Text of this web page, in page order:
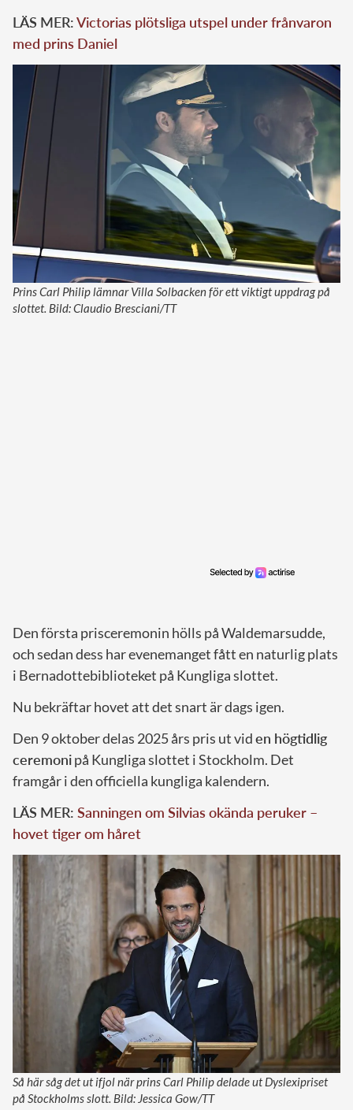
LÄS MER:Victorias plötsliga utspel under frånvaron
med prins Daniel
Prins Carl Philip lämnar Villa Solbacken för ett viktigt uppdrag på
slottet. Bild: Claudio Bresciani/TT
Den första prisceremonin hölls på Waldemarsudde,
och sedan dess har evenemanget fått en naturlig plats
i Bernadottebiblioteket på Kungliga slottet.
Nu bekräftar hovet att det snart är dags igen.
Den 9 oktober delas 2025 års pris ut viden högtidlig
ceremonipå Kungliga slottet i Stockholm. Det
framgår i den officiella kungliga kalendern.
LÄS MER: Sanningen om Silvias okända peruker –
hovet tiger om håret
Så här såg det ut ifjol när prins Carl Philip delade ut Dyslexipriset
på Stockholms slott. Bild: Jessica Gow/TT